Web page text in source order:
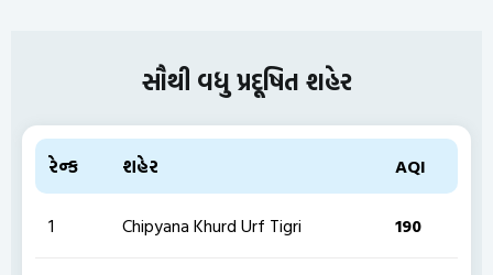
સૌથી વધુ પ્રદૂષિત શહેર
રેન્ક શહેર AQI
1 Chipyana Khurd Urf Tigri 190